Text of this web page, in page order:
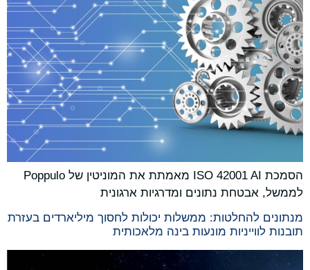
הסמכת ISO 42001 AI מאמתת את המוניטין של Poppulo
לממשל, אבטחת נתונים ומדרגיות ארגונית
מנתונים להחלטות: ממשלות יכולות לחסוך מיליארדים בעזרת
תובנות לווייניות מונעות בינה מלאכותית